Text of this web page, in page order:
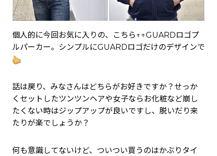
個人的に今回お気に入りの、こちら↑↑GUARDロゴプ
ルパーカー。シンプルにGUARDロゴだけのデザインで
話は戻り、みなさんはどちらがお好きですか？せっか
くセットしたツンツンヘアや女子ならお化粧など崩し
たくない時はジップアップが良いですし、脱いだり来
たりが楽でしょうか？
何も意識してないけど、ついつい買うのはかぶりタイ